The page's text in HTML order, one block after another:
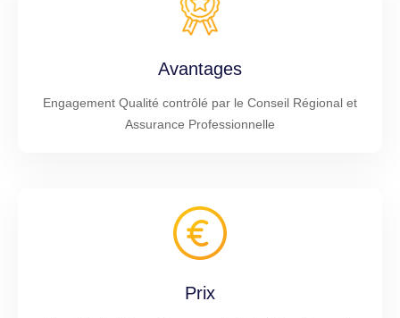
Avantages
Engagement Qualité contrôlé par le Conseil Régional et
Assurance Professionnelle
Prix